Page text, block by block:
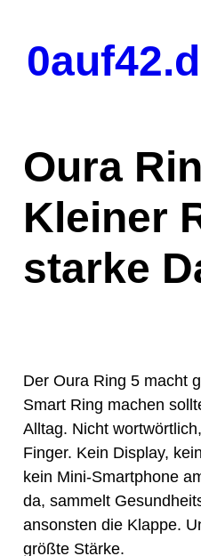
Inhalt
springen
Oura
Kleiner
starke
Der Oura Ring 5 macht
Smart Ring machen
Alltag. Nicht
Finger. Kein Display,
kein Mini-Smartphone
da, sammelt
ansonsten die Klappe.
größte Stärke.